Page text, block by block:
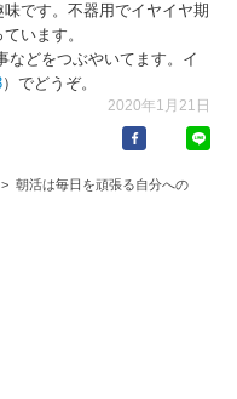
です。不器用でイヤイヤ期
います。
などをつぶやいてます。イ
）でどうぞ。
2020年1月21日
> 朝活は毎日を頑張る自分への